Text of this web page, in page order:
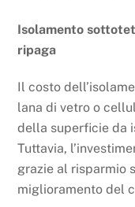
Isolamento
ripaga
Il costo
lana di vetro o
della superficie da
Tuttavia,
grazie al risparmio
miglioramento del